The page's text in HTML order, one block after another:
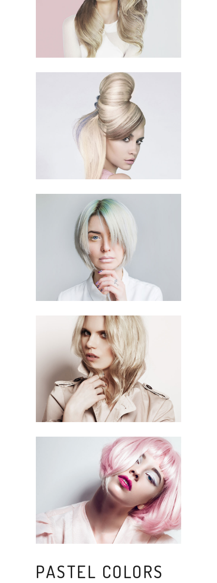
PASTEL COLORS